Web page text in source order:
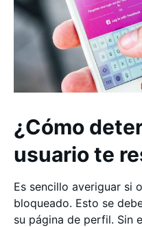
¿Cómo
usuario te
Es sencillo averiguar si
bloqueado. Esto se
su página de perfil. Sin